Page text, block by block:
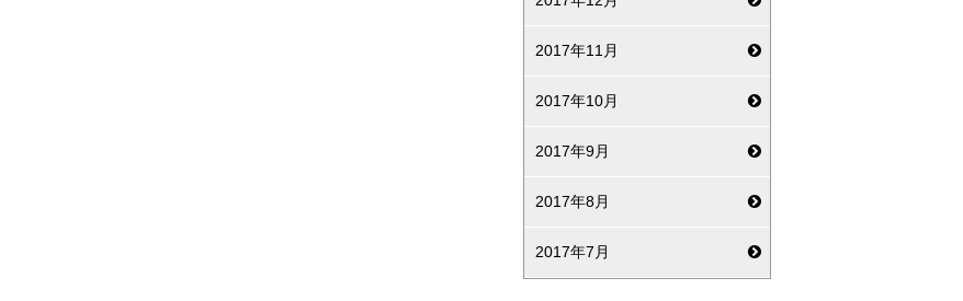
2017年11月
2017年10月
2017年9月
2017年8月
2017年7月